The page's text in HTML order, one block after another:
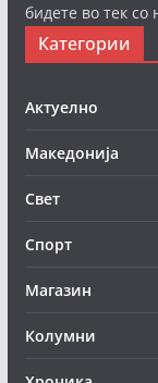
бидете во тек со
Категории
Актуелно
Македонија
Свет
Спорт
Магазин
Колумни